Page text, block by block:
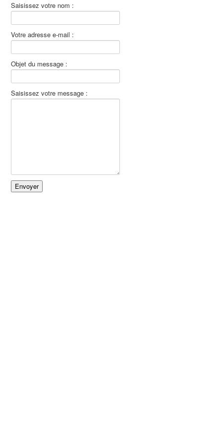
Saisissez votre nom :
Votre adresse e-mail :
Objet du message :
Saisissez votre message :
Envoyer